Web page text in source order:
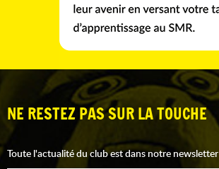
NE RESTEZ PAS SUR LA TOUCHE
Toute l'actualité du club est dans notre newsletter